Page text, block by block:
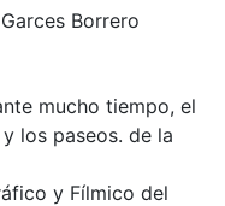
Borrero
mucho tiempo, el
los paseos. de la
y Fílmico del